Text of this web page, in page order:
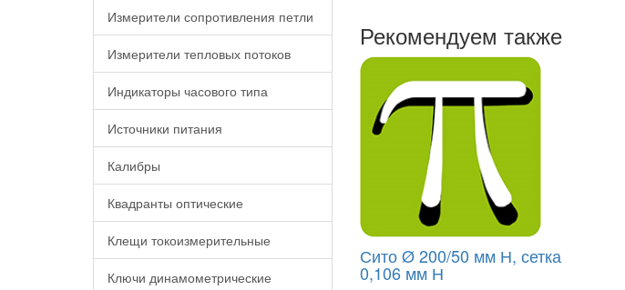
Измерители сопротивления петли
Измерители тепловых потоков
Индикаторы часового типа
Источники питания
Калибры
Квадранты оптические
Клещи токоизмерительные
Ключи динамометрические
Рекомендуем также
Сито Ø 200/50 мм Н, сетка
0,106 мм Н